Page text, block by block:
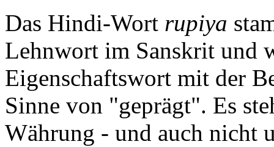
Das Hindi-Wort rupiya
Lehnwort im Sanskrit und
Eigenschaftswort mit der
Sinne von "geprägt". Es
Währung - und auch nicht